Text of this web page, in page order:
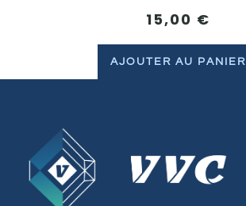
15,00 €
AJOUTER AU PANIER